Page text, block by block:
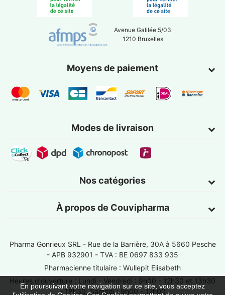
Avenue Galilée 5/03
1210 Bruxelles
Moyens de paiement
Modes de livraison
Nos catégories
À propos de Couvipharma
En poursuivant votre navigation sur ce site, vous acceptez
Pharma Gonrieux SRL - Rue de la Barrière, 30A à 5660 Pesche
- APB 932901 - TVA : BE 0697 833 935
Pharmacienne titulaire : Wullepit Elisabeth
Heures d'ouverture : Lundi - Vendredi : 9h00 - 12h30 et 13h30
- 18h30, Samedi : 9h00 - 12h00